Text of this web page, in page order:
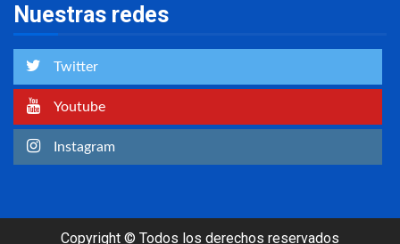
Nuestras redes
Twitter
Youtube
Instagram
Copyright © Todos los derechos reservados